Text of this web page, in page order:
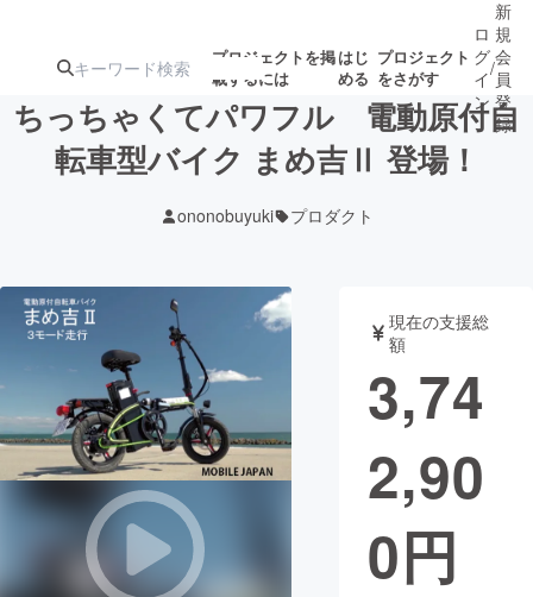
プロジェクトを掲
載するには
はじ
める
プロジェクト
をさがす
ジェクト
募集終了が近いプ
ロジェクト
アート・写真 音楽
テクノロジー・ガジェット ゲーム・サ
映像・映画
ビジネス・起業
まちづくり・地域活性化
ロ
グ
イ
ン
/
新
規
会
員
登
録
ちっちゃくてパワフル 電動原付自
転車型バイク まめ吉Ⅱ 登場！
ononobuyuki プロダクト
現在の支援総
額
3,74
2,90
0円